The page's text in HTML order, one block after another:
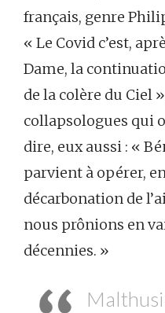
français, genre
« Le Covid c’est,
Dame, la
de la colère du Ciel
collapsologues qui
dire, eux aussi : «
parvient à opérer,
décarbonation de
nous prônions en
décennies. »